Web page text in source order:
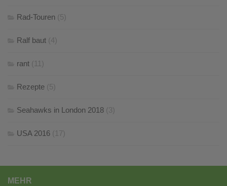
Rad-Touren (5)
Ralf baut (4)
rant (11)
Rezepte (5)
Seahawks in London 2018 (3)
USA 2016 (17)
MEHR